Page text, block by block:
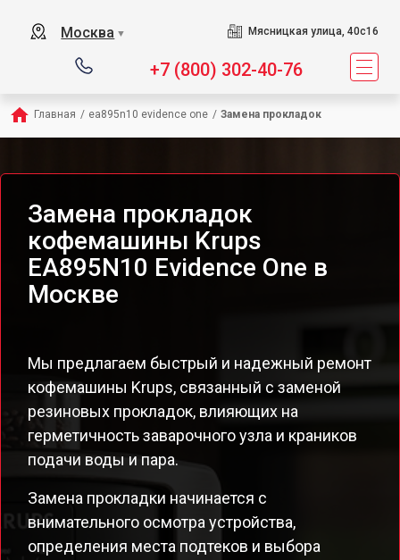
Москва ▼ Мясницкая улица, 40с16
+7 (800) 302-40-76
Главная / ea895n10 evidence one / Замена прокладок
Замена прокладок
кофемашины Krups
EA895N10 Evidence One в
Москве
Мы предлагаем быстрый и надежный ремонт
кофемашины Krups, связанный с заменой
резиновых прокладок, влияющих на
герметичность заварочного узла и краников
подачи воды и пара.
Замена прокладки начинается с
внимательного осмотра устройства,
определения места подтеков и выбора